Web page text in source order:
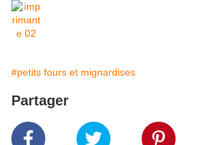
#petits fours et mignardises
Partager